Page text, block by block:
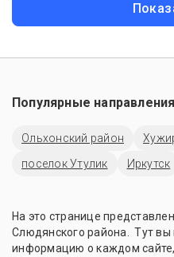
Популярные
Ольхонский район
поселок Утулик
Иркутск
На это странице
Слюдянского района. Тут
информацию о каждом